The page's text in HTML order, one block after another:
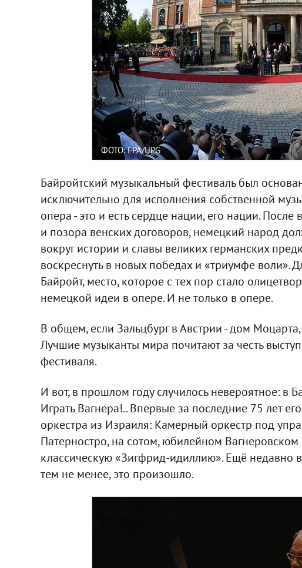
ФОТО: EPA/UPG
Байройтский музыкальный фестиваль был
исключительно для исполнения собственной
опера - это и есть сердце нации, его нации.
и позора венских договоров, немецкий народ
вокруг истории и славы великих германских
воскреснуть в новых победах и «триумфе воли».
Байройт, место, которое с тех пор стало
немецкой идеи в опере. И не только в опере.
В общем, если Зальцбург в Австрии - дом
Лучшие музыканты мира почитают за честь
фестиваля.
И вот, в прошлом году случилось невероятное: в
Играть Вагнера!.. Впервые за последние 75 лет
оркестра из Израиля: Камерный оркестр под
Патерностро, на сотом, юбилейном
классическую «Зигфрид-идиллию». Ещё недавно
тем не менее, это произошло.